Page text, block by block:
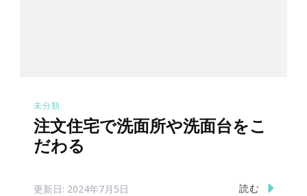
未分類
注文住宅で洗面所や洗面台をこ
だわる
更新日: 2024年7月5日 読む